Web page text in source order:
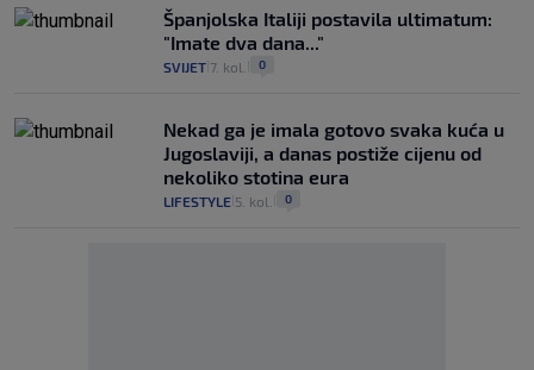
Španjolska Italiji postavila ultimatum:
"Imate dva dana..."
SVIJET 7. kol. 0
Nekad ga je imala gotovo svaka kuća u
Jugoslaviji, a danas postiže cijenu od
nekoliko stotina eura
LIFESTYLE 5. kol. 0